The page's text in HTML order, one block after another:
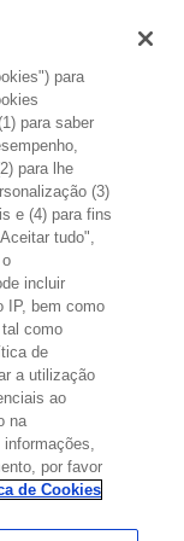
para
para saber
para lhe
(3)
e (4) para fins
tudo",
incluir
IP, bem como
como
de
a utilização
ao
na
informações,
por favor
de Cookies